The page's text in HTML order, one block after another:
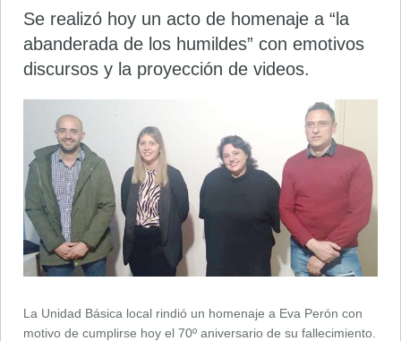
Se realizó hoy un acto de homenaje a “la
abanderada de los humildes” con emotivos
discursos y la proyección de videos.
La Unidad Básica local rindió un homenaje a Eva Perón con
motivo de cumplirse hoy el 70º aniversario de su fallecimiento.